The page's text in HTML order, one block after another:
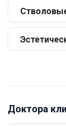
Доктора